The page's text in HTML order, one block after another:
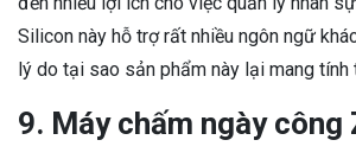
Silicon này hỗ trợ rất nhiều ngôn ngữ
lý do tại sao sản phẩm này lại mang tính
9. Máy chấm ngày công